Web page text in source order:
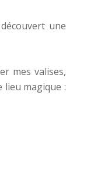
une
mes valises,
lieu magique :